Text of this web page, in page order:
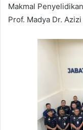
Makmal
Prof. Madya Dr.